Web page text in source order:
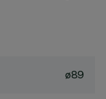
ø89